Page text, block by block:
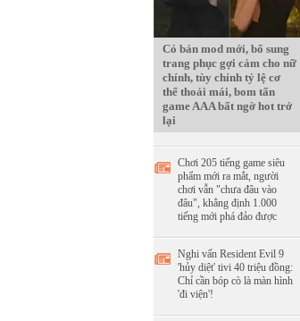
Có bản mod mới, bổ sung
trang phục gợi cảm cho nữ
chính, tùy chỉnh tỷ lệ cơ
thể thoải mái, bom tấn
game AAA bất ngờ hot trở
lại
Chơi 205 tiếng game siêu
phẩm mới ra mắt, người
chơi vẫn "chưa đâu vào
đâu", khẳng định 1.000
tiếng mới phá đảo được
Nghi vấn Resident Evil 9
'hủy diệt' tivi 40 triệu đồng:
Chỉ cần bóp cò là màn hình
'đi viện'!